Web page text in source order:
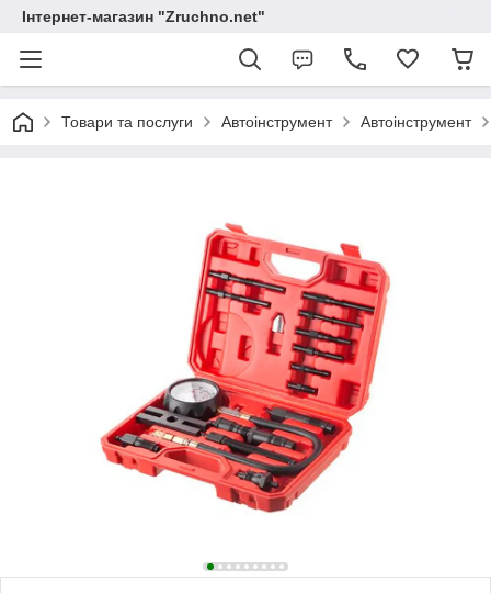
Інтернет-магазин "Zruchno.net"
Товари та послуги Автоінструмент Автоінструмент